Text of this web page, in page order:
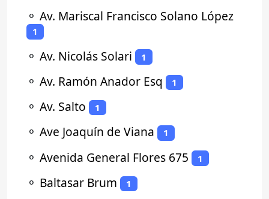
⚬ Av. Mariscal Francisco Solano López
1
⚬ Av. Nicolás Solari 1
⚬ Av. Ramón Anador Esq 1
⚬ Av. Salto 1
⚬ Ave Joaquín de Viana 1
⚬ Avenida General Flores 675 1
⚬ Baltasar Brum 1